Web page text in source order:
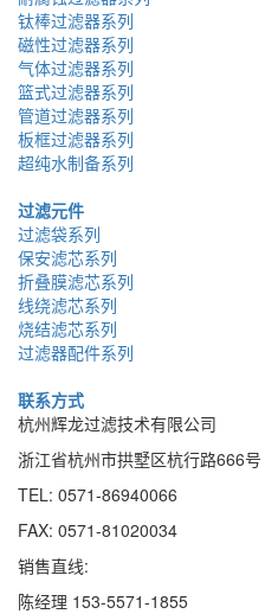
钛棒过滤器系列
磁性过滤器系列
气体过滤器系列
篮式过滤器系列
管道过滤器系列
板框过滤器系列
超纯水制备系列
过滤元件
过滤袋系列
保安滤芯系列
折叠膜滤芯系列
线绕滤芯系列
烧结滤芯系列
过滤器配件系列
联系方式
杭州辉龙过滤技术有限公司
浙江省杭州市拱墅区杭行路666号
TEL: 0571-86940066
FAX: 0571-81020034
销售直线:
陈经理 153-5571-1855